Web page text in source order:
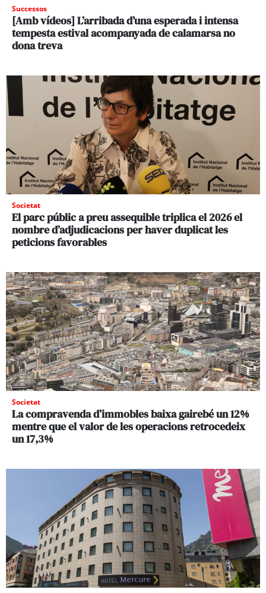
Successos
[Amb vídeos] L’arribada d’una esperada i intensa
tempesta estival acompanyada de calamarsa no
dona treva
Societat
El parc públic a preu assequible triplica el 2026 el
nombre d’adjudicacions per haver duplicat les
peticions favorables
Societat
La compravenda d’immobles baixa gairebé un 12%
mentre que el valor de les operacions retrocedeix
un 17,3%